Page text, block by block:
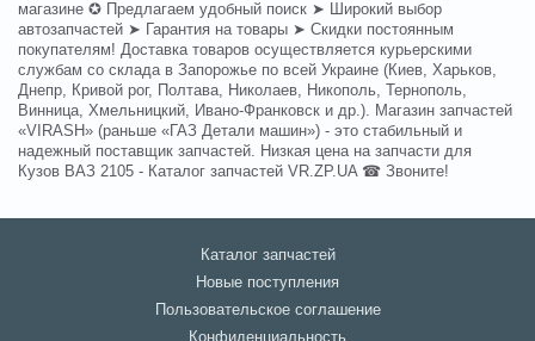
магазине ✪ Предлагаем удобный поиск ➤ Широкий выбор
автозапчастей ➤ Гарантия на товары ➤ Скидки постоянным
покупателям! Доставка товаров осуществляется курьерскими
службам со склада в Запорожье по всей Украине (Киев, Харьков,
Днепр, Кривой рог, Полтава, Николаев, Никополь, Тернополь,
Винница, Хмельницкий, Ивано-Франковск и др.). Магазин запчастей
«VIRASH» (раньше «ГАЗ Детали машин») - это стабильный и
надежный поставщик запчастей. Низкая цена на запчасти для
Кузов ВАЗ 2105 - Каталог запчастей VR.ZP.UA ☎ Звоните!
Каталог запчастей
Новые поступления
Пользовательское соглашение
Конфиденциальность